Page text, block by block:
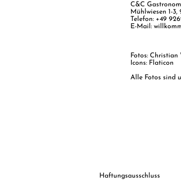
C&C
Mühlwiesen 1-3,
Telefon: +49
E-Mail:
Fotos: Christian
Icons: Flaticon
Alle Fotos sind
Haftungsausschluss